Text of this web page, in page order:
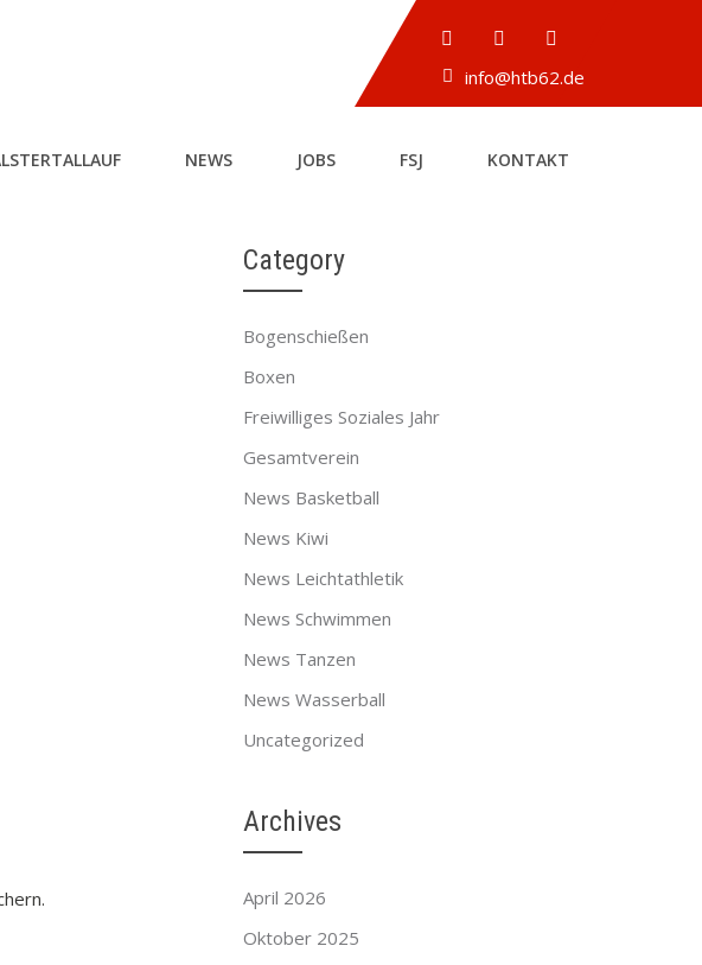
info@htb62.de
NEWS JOBS FSJ KONTAKT
Category
Bogenschießen
Boxen
Freiwilliges Soziales Jahr
Gesamtverein
News Basketball
News Kiwi
News Leichtathletik
News Schwimmen
News Tanzen
News Wasserball
Uncategorized
Archives
April 2026
Oktober 2025